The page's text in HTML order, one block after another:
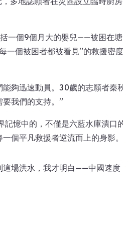
一個9個月大的嬰兒——被困在
一個被困者都被看見”的救援密
夠迅速動員。30歲的志願者秦
我們的支持。”
憶中的，不僅是六藍水庫潰口
個平凡救援者逆流而上的身影。
這場洪水，我才明白——中國速